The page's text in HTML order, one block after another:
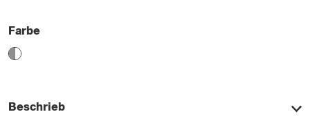
Farbe
Beschrieb